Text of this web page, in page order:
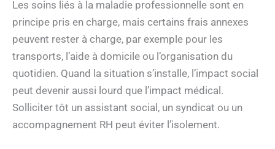
Les soins liés à la maladie professionnelle sont en
principe pris en charge, mais certains frais annexes
peuvent rester à charge, par exemple pour les
transports, l’aide à domicile ou l’organisation du
quotidien. Quand la situation s’installe, l’impact social
peut devenir aussi lourd que l’impact médical.
Solliciter tôt un assistant social, un syndicat ou un
accompagnement RH peut éviter l’isolement.